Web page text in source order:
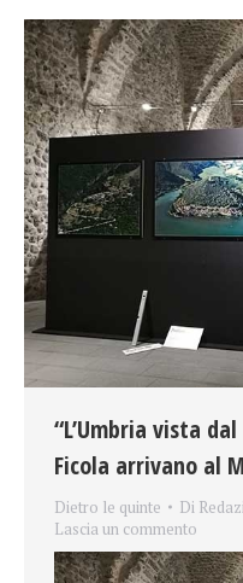
“L’Umbria vista
Ficola arrivano al
Dietro le quinte Di
Lascia un commento